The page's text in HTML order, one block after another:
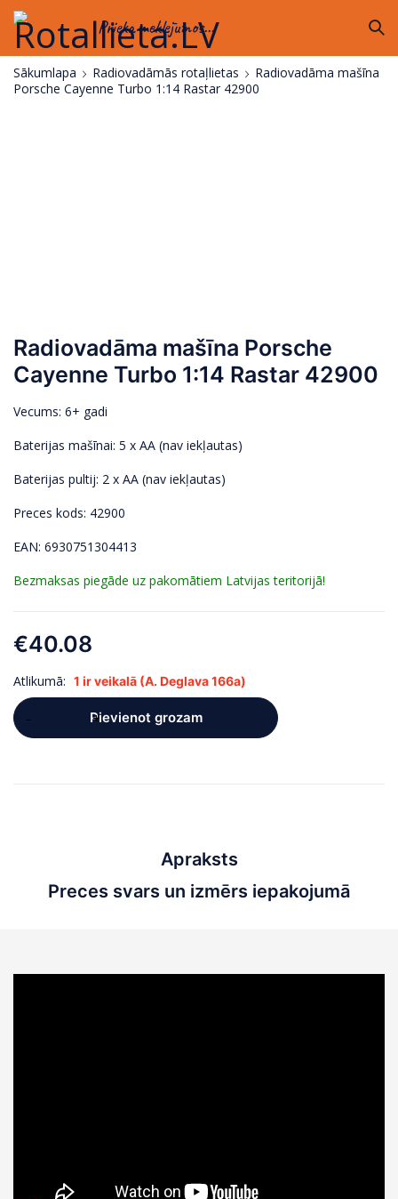
Prieka meklējumos...
Sākumlapa Radiovadāmās rotaļlietas
Radiovadāma mašīna
Porsche Cayenne Turbo 1:14 Rastar 42900
Radiovadāma mašīna Porsche
Cayenne Turbo 1:14 Rastar 42900
Vecums: 6+ gadi
Baterijas mašīnai: 5 x AA (nav iekļautas)
Baterijas pultij: 2 x AA (nav iekļautas)
Preces kods: 42900
EAN: 6930751304413
Bezmaksas piegāde uz pakomātiem Latvijas teritorijā!
€40.08
Atlikumā: 1 ir veikalā (A. Deglava 166a)
Pievienot grozam
Apraksts
Preces svars un izmērs iepakojumā